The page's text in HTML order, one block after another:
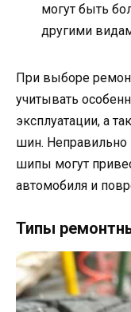
могут быть
другими
При выборе
учитывать
эксплуатации, а
шин.
шипы могут
автомобиля и
Типы